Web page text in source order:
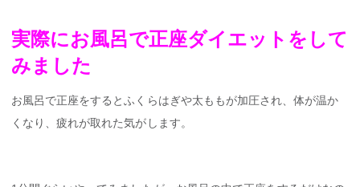
実際にお風呂で正座ダイエットをして
みました
お風呂で正座をするとふくらはぎや太ももが加圧され、体が温か
くなり、疲れが取れた気がします。